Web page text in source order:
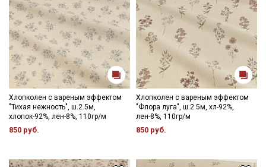
Хлопколен с вареным эффектом
"Тихая нежность", ш.2.5м,
хлопок-92%, лен-8%, 110гр/м
850 руб.
Хлопколен с вареным эффектом
"Флора луга", ш.2.5м, хл-92%,
лен-8%, 110гр/м
850 руб.